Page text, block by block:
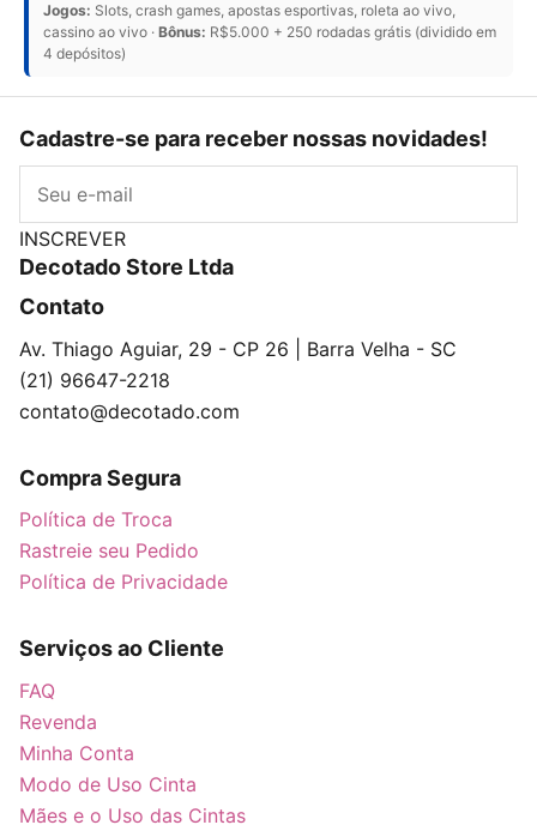
Jogos: Slots, crash games, apostas esportivas, roleta ao vivo,
cassino ao vivo · Bônus: R$5.000 + 250 rodadas grátis (dividido em
4 depósitos)
Cadastre-se para receber nossas novidades!
INSCREVER
Decotado Store Ltda
Contato
Av. Thiago Aguiar, 29 - CP 26 | Barra Velha - SC
(21) 96647-2218
contato@decotado.com
Compra Segura
Política de Troca
Rastreie seu Pedido
Política de Privacidade
Serviços ao Cliente
FAQ
Revenda
Minha Conta
Modo de Uso Cinta
Mães e o Uso das Cintas